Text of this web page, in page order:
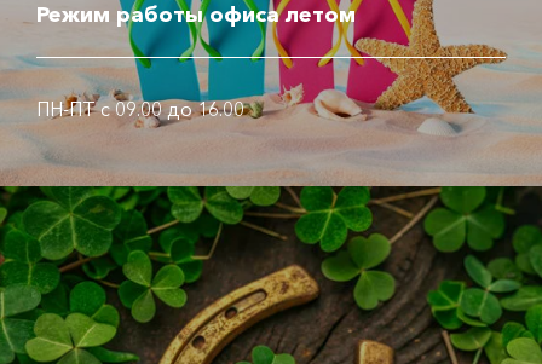
Режим работы офиса летом
ПН-ПТ с 09.00 до 16.00